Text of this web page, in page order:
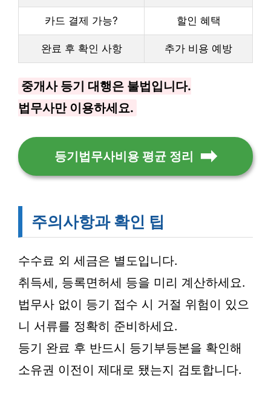
카드 결제 가능? 할인 혜택
완료 후 확인 사항 추가 비용 예방
중개사 등기 대행은 불법입니다.
법무사만 이용하세요.
등기법무사비용 평균 정리
주의사항과 확인 팁
수수료 외 세금은 별도입니다.
취득세, 등록면허세 등을 미리 계산하세요.
법무사 없이 등기 접수 시 거절 위험이 있으
니 서류를 정확히 준비하세요.
등기 완료 후 반드시 등기부등본을 확인해
소유권 이전이 제대로 됐는지 검토합니다.